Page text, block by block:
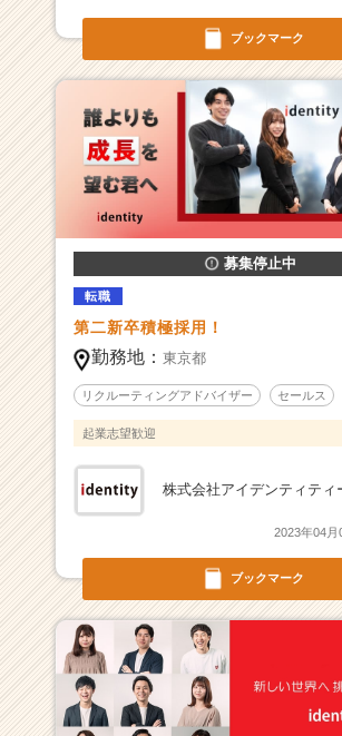
チ
ャ
ー・
成
長
企
業
か
ス
ウ
ト
届
く
就
サ
チ
ャ
リ
ア
（C
h
ブックマーク
ブックマーク
募集停止中
転職
第二新卒積極採用！
勤務地： 東京都
リクルーティングアドバイザー セールス
起業志望歓迎
株式会社アイデンティティ
2023年04月